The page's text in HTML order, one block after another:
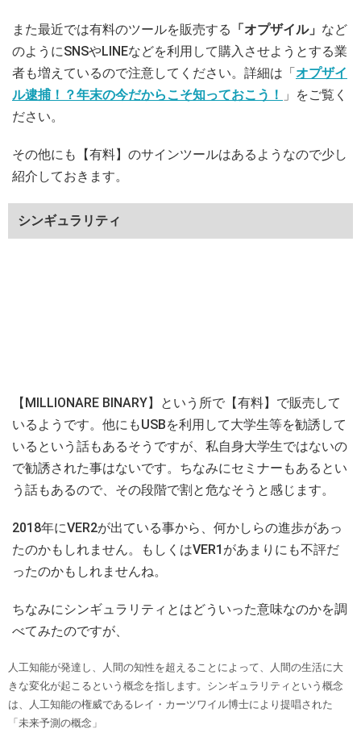
また最近では有料のツールを販売する 「オプザイル」 など
のようにSNSやLINEなどを利用して購入させようとする業
者も増えているので注意してください。詳細は「オプザイ
ル逮捕！？年末の今だからこそ知っておこう！
」をご覧く
ださい。
その他にも【有料】のサインツールはあるようなので少し
紹介しておきます。
シンギュラリティ
【MILLIONARE BINARY】という所で【有料】で販売して
いるようです。他にもUSBを利用して大学生等を勧誘して
いるという話もあるそうですが、私自身大学生ではないの
で勧誘された事はないです。ちなみにセミナーもあるとい
う話もあるので、その段階で割と危なそうと感じます。
2018年にVER2が出ている事から、何かしらの進歩があっ
たのかもしれません。もしくはVER1があまりにも不評だ
ったのかもしれませんね。
ちなみにシンギュラリティとはどういった意味なのかを調
べてみたのですが、
人工知能が発達し、人間の知性を超えることによって、人間の生活に大
きな変化が起こるという概念を指します。シンギュラリティという概念
は、人工知能の権威であるレイ・カーツワイル博士により提唱された
「未来予測の概念」